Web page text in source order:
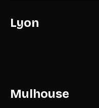
Lyon
Mulhouse